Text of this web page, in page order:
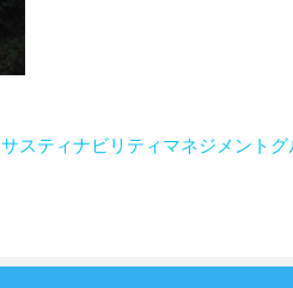
サスティナビリティマネジメント